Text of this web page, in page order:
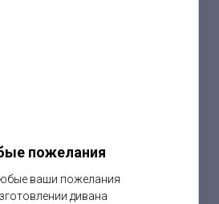
пожелания
ваши пожелания
дивана